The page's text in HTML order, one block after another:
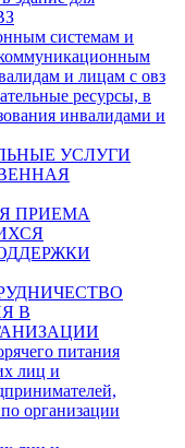
системам и
и лицам с овз
ресурсы, в
инвалидами и
УСЛУГИ
ПРИЕМА
В
питания
лиц и
организации